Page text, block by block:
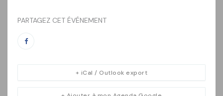
PARTAGEZ CET ÉVÉNEMENT
+ iCal / Outlook export